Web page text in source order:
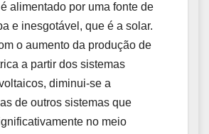
alimentado por uma fonte de
e inesgotável, que é a solar.
o aumento da produção de
a partir dos sistemas
diminui-se a
de outros sistemas que
no meio